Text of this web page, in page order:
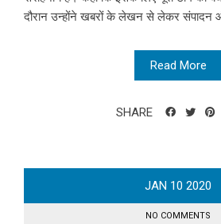
दौरान उन्होंने खबरों के लेखन से लेकर संपादन
Read More
SHARE
JAN 10 2020
NO COMMENTS